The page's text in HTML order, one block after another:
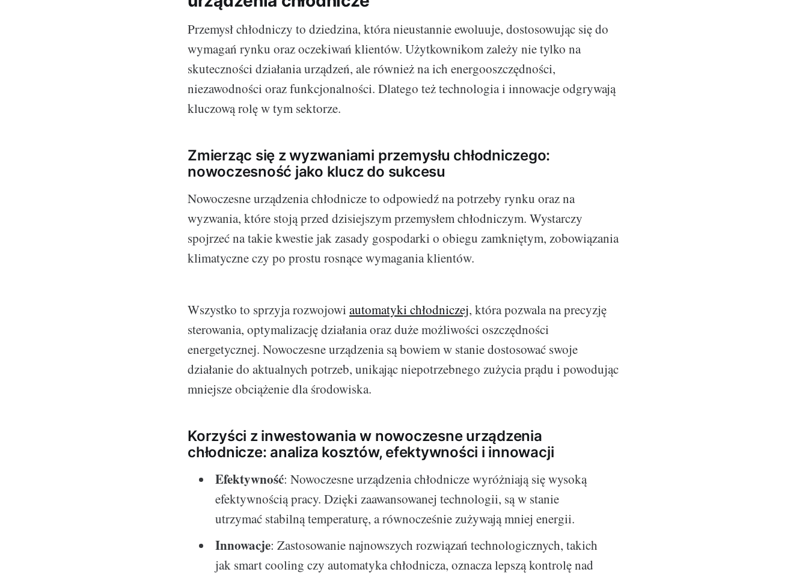
Przemysł chłodniczy to dziedzina, która nieustannie ewoluuje, dostosowując się do
wymagań rynku oraz oczekiwań klientów. Użytkownikom zależy nie tylko na
skuteczności działania urządzeń, ale również na ich energooszczędności,
niezawodności oraz funkcjonalności. Dlatego też technologia i innowacje odgrywają
kluczową rolę w tym sektorze.
Zmierząc się z wyzwaniami przemysłu chłodniczego:
nowoczesność jako klucz do sukcesu
Nowoczesne urządzenia chłodnicze to odpowiedź na potrzeby rynku oraz na
wyzwania, które stoją przed dzisiejszym przemysłem chłodniczym. Wystarczy
spojrzeć na takie kwestie jak zasady gospodarki o obiegu zamkniętym, zobowiązania
klimatyczne czy po prostu rosnące wymagania klientów.
Wszystko to sprzyja rozwojowi automatyki chłodniczej, która pozwala na precyzję
sterowania, optymalizację działania oraz duże możliwości oszczędności
energetycznej. Nowoczesne urządzenia są bowiem w stanie dostosować swoje
działanie do aktualnych potrzeb, unikając niepotrzebnego zużycia prądu i powodując
mniejsze obciążenie dla środowiska.
Korzyści z inwestowania w nowoczesne urządzenia
chłodnicze: analiza kosztów, efektywności i innowacji
Efektywność: Nowoczesne urządzenia chłodnicze wyróżniają się wysoką
efektywnością pracy. Dzięki zaawansowanej technologii, są w stanie
utrzymać stabilną temperaturę, a równocześnie zużywają mniej energii.
Innowacje: Zastosowanie najnowszych rozwiązań technologicznych, takich
jak smart cooling czy automatyka chłodnicza, oznacza lepszą kontrolę nad